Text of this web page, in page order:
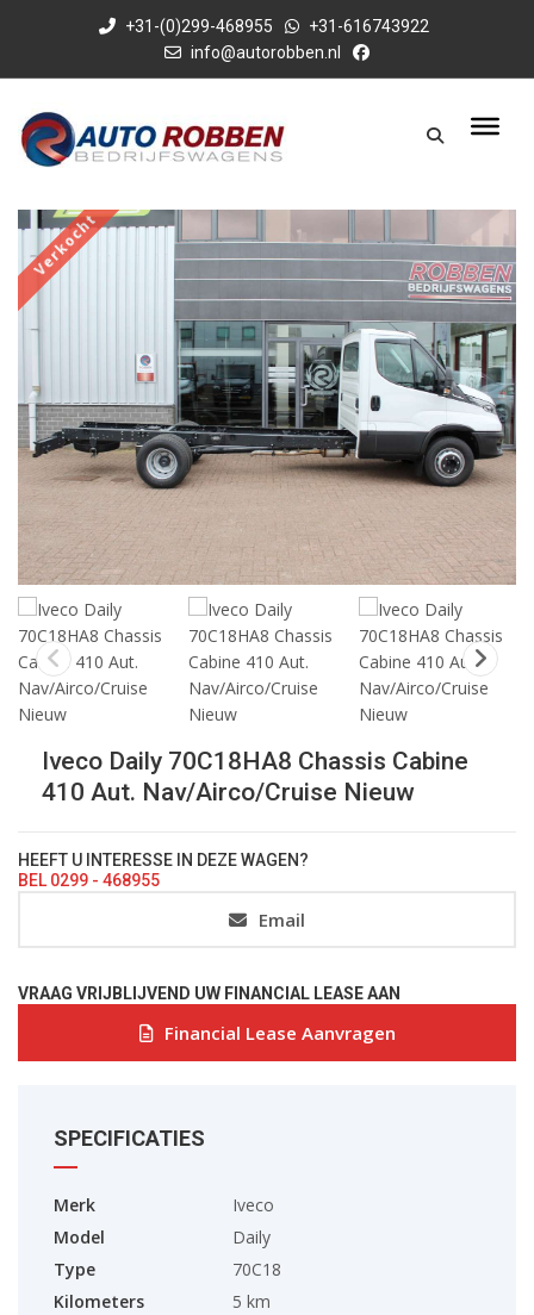
+31-(0)299-468955
+31-616743922
info@autorobben.nl
Verkocht
Iveco Daily 70C18HA8 Chassis Cabine
410 Aut. Nav/Airco/Cruise Nieuw
HEEFT U INTERESSE IN DEZE WAGEN?
BEL 0299 - 468955
Email
VRAAG VRIJBLIJVEND UW FINANCIAL LEASE AAN
Financial Lease Aanvragen
SPECIFICATIES
Merk
Iveco
Model
Daily
Type
70C18
Kilometers
5 km